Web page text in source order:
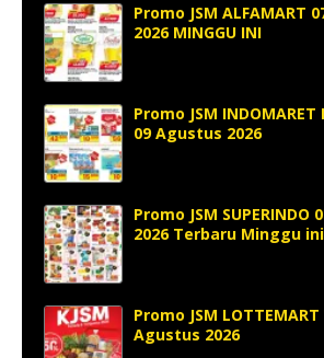
Promo JSM ALFAMART
2026 MINGGU INI
Promo JSM INDOMARET
09 Agustus 2026
Promo JSM SUPERINDO
2026 Terbaru Minggu ini
Promo JSM LOTTEMART
Agustus 2026